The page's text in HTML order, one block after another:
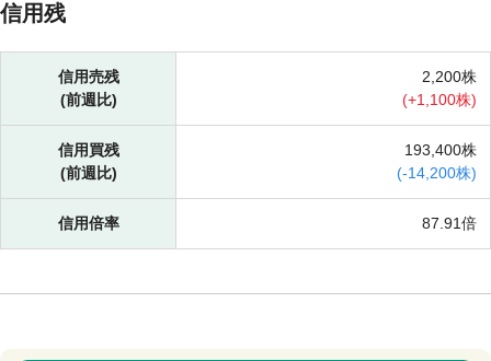
信用残
信用売残
(前週比)
2,200株
(+1,100株)
信用買残
(前週比)
193,400株
(-14,200株)
信用倍率 87.91倍